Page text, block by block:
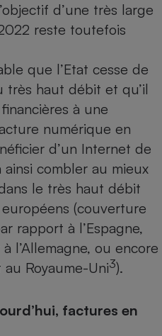
d’une très large
reste toutefois
que l’Etat cesse de
haut débit et qu’il
à une
numérique en
d’un Internet de
combler au mieux
le très haut débit
(couverture
rapport à l’Espagne,
l’Allemagne, ou encore
Royaume-Uni3).
factures en